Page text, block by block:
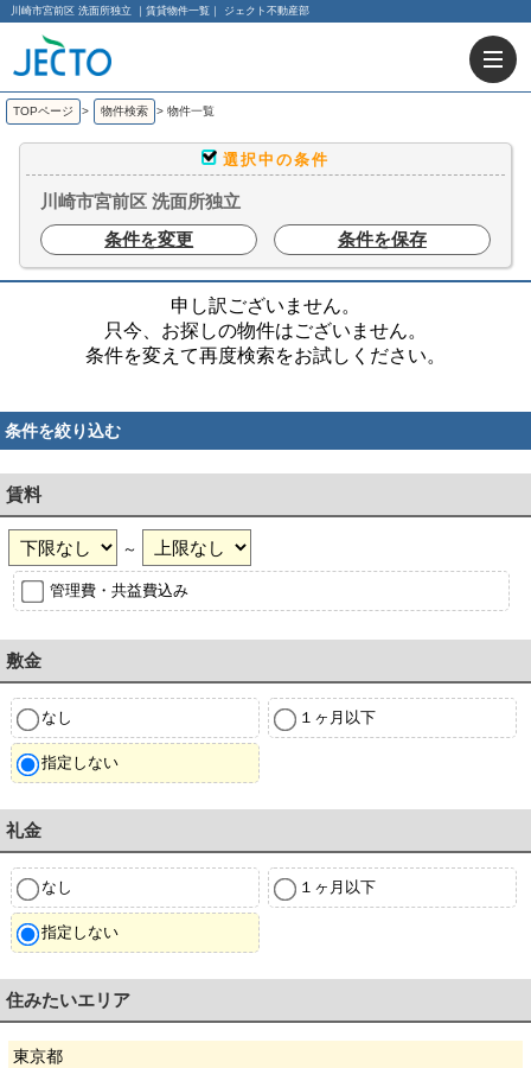
川崎市宮前区 洗面所独立 ｜賃貸物件一覧｜ ジェクト不動産部
TOPページ > 物件検索 > 物件一覧
選択中の条件
川崎市宮前区 洗面所独立
条件を変更
条件を保存
申し訳ございません。
只今、お探しの物件はございません。
条件を変えて再度検索をお試しください。
条件を絞り込む
賃料
～
管理費・共益費込み
敷金
なし １ヶ月以下
指定しない
礼金
なし １ヶ月以下
指定しない
住みたいエリア
東京都